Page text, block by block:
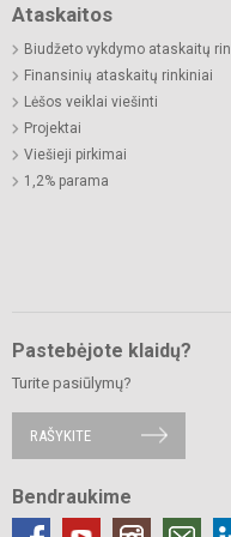
Ataskaitos
Biudžeto vykdymo ataskaitų
Finansinių ataskaitų rinkiniai
Lėšos veiklai viešinti
Projektai
Viešieji pirkimai
1,2% parama
Pastebėjote klaidų?
Turite pasiūlymų?
RAŠYKITE
Bendraukime